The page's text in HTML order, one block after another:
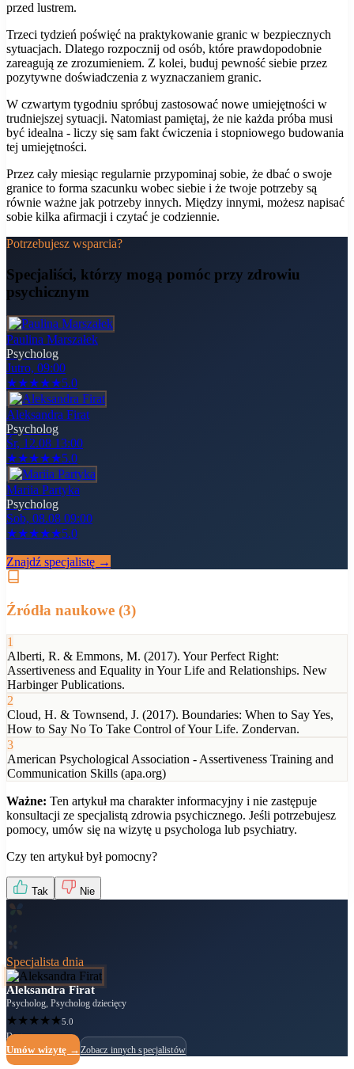
przed lustrem.
Trzeci tydzień poświęć na praktykowanie granic w bezpiecznych
sytuacjach. Dlatego rozpocznij od osób, które prawdopodobnie
zareagują ze zrozumieniem. Z kolei, buduj pewność siebie przez
pozytywne doświadczenia z wyznaczaniem granic.
W czwartym tygodniu spróbuj zastosować nowe umiejętności w
trudniejszej sytuacji. Natomiast pamiętaj, że nie każda próba musi
być idealna - liczy się sam fakt ćwiczenia i stopniowego budowania
tej umiejętności.
Przez cały miesiąc regularnie przypominaj sobie, że dbać o swoje
granice to forma szacunku wobec siebie i że twoje potrzeby są
równie ważne jak potrzeby innych. Między innymi, możesz napisać
sobie kilka afirmacji i czytać je codziennie.
Potrzebujesz wsparcia?
Specjaliści, którzy mogą pomóc przy zdrowiu
psychicznym
Paulina Marszałek
Psycholog
Jutro, 09:00
★★★★★5.0
Aleksandra Firat
Psycholog
Śr, 12.08 13:00
★★★★★5.0
Mariia Partyka
Psycholog
Sob, 08.08 09:00
★★★★★5.0
Znajdź specjalistę →
Źródła naukowe (3)
1
Alberti, R. & Emmons, M. (2017). Your Perfect Right:
Assertiveness and Equality in Your Life and Relationships. New
Harbinger Publications.
2
Cloud, H. & Townsend, J. (2017). Boundaries: When to Say Yes,
How to Say No To Take Control of Your Life. Zondervan.
3
American Psychological Association - Assertiveness Training and
Communication Skills (apa.org)
Ważne: Ten artykuł ma charakter informacyjny i nie zastępuje
konsultacji ze specjalistą zdrowia psychicznego. Jeśli potrzebujesz
pomocy, umów się na wizytę u psychologa lub psychiatry.
Czy ten artykuł był pomocny?
Tak Nie
Specjalista dnia
Aleksandra Firat
Psycholog, Psycholog dziecięcy
★★★★★5.0
Dostępny
Umów wizytę → Zobacz innych specjalistów